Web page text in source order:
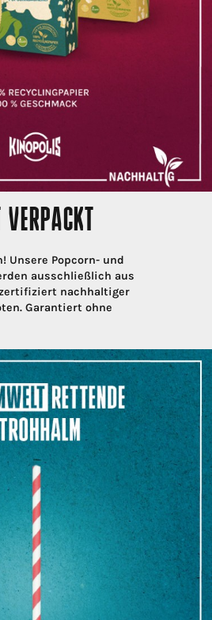
Unsere Popcorn- und
ausschließlich aus
nachhaltiger
Garantiert ohne